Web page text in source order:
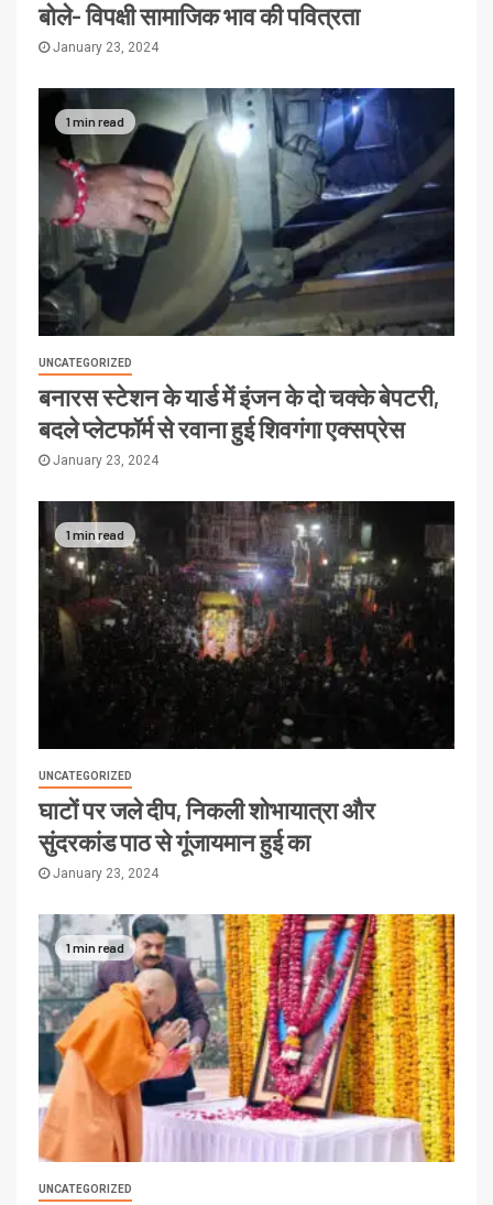
बोले- विपक्षी सामाजिक भाव की पवित्रता
January 23, 2024
1 min read
UNCATEGORIZED
बनारस स्टेशन के यार्ड में इंजन के दो चक्के बेपटरी,
बदले प्लेटफॉर्म से रवाना हुई शिवगंगा एक्सप्रेस
January 23, 2024
1 min read
UNCATEGORIZED
घाटों पर जले दीप, निकली शोभायात्रा और
सुंदरकांड पाठ से गूंजायमान हुई का
January 23, 2024
1 min read
UNCATEGORIZED